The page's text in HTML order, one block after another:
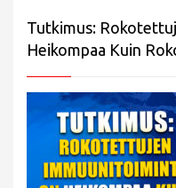
Tutkimus:
Heikompaa Kuin